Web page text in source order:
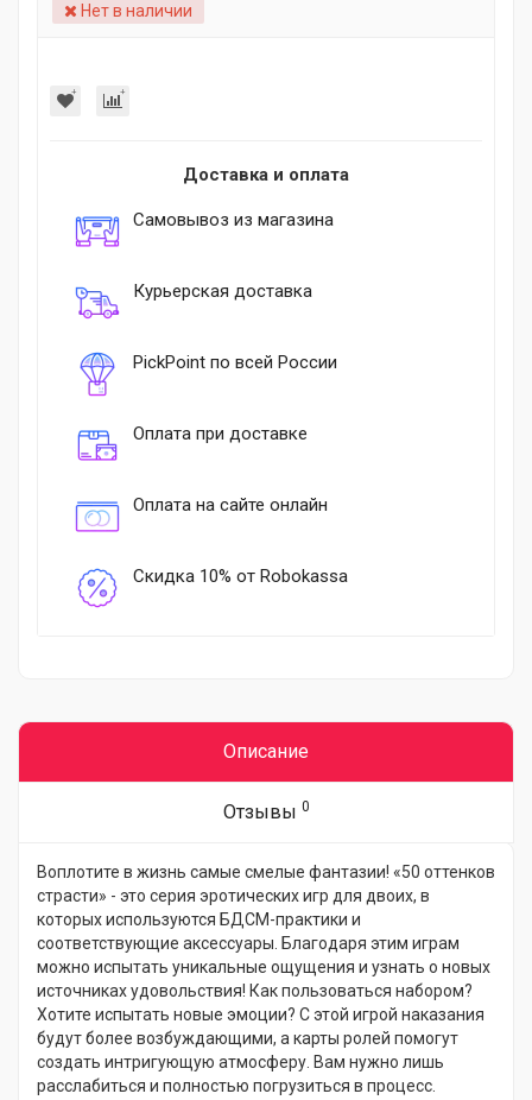
Нет в наличии
Доставка и оплата
Самовывоз из магазина
Курьерская доставка
PickPoint по всей России
Оплата при доставке
Оплата на сайте онлайн
Скидка 10% от Robokassa
Описание
Отзывы 0
Воплотите в жизнь самые смелые фантазии! «50 оттенков
страсти» - это серия эротических игр для двоих, в
которых используются БДСМ-практики и
соответствующие аксессуары. Благодаря этим играм
можно испытать уникальные ощущения и узнать о новых
источниках удовольствия! Как пользоваться набором?
Хотите испытать новые эмоции? С этой игрой наказания
будут более возбуждающими, а карты ролей помогут
создать интригующую атмосферу. Вам нужно лишь
расслабиться и полностью погрузиться в процесс.